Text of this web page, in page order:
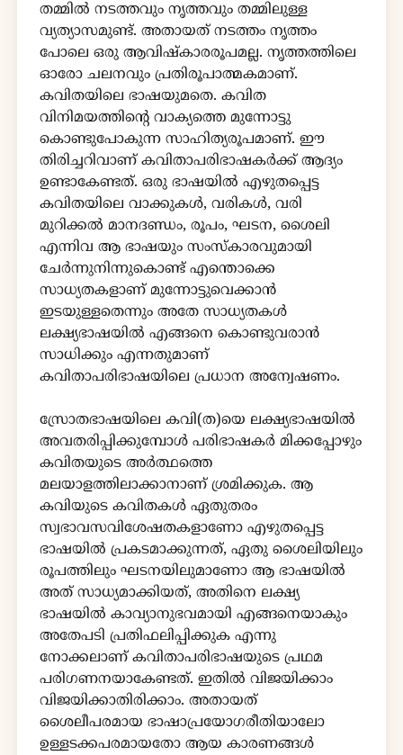
തമ്മിൽ നടത്തവും നൃത്തവും തമ്മിലുള്ള
വ്യത്യാസമുണ്ട്. അതായത് നടത്തം നൃത്തം
പോലെ ഒരു ആവിഷ്കാരരൂപമല്ല. നൃത്തത്തിലെ
ഓരോ ചലനവും പ്രതിരൂപാത്മകമാണ്.
കവിതയിലെ ഭാഷയുമതെ. കവിത
വിനിമയത്തിന്റെ വാക്യത്തെ മുന്നോട്ടു
കൊണ്ടുപോകുന്ന സാഹിത്യരൂപമാണ്. ഈ
തിരിച്ചറിവാണ് കവിതാപരിഭാഷകർക്ക് ആദ്യം
ഉണ്ടാകേണ്ടത്. ഒരു ഭാഷയിൽ എഴുതപ്പെട്ട
കവിതയിലെ വാക്കുകൾ, വരികൾ, വരി
മുറിക്കൽ മാനദണ്ഡം, രൂപം, ഘടന, ശൈലി
എന്നിവ ആ ഭാഷയും സംസ്കാരവുമായി
ചേർന്നുനിന്നുകൊണ്ട് എന്തൊക്കെ
സാധ്യതകളാണ് മുന്നോട്ടുവെക്കാൻ
ഇടയുള്ളതെന്നും അതേ സാധ്യതകൾ
ലക്ഷ്യഭാഷയിൽ എങ്ങനെ കൊണ്ടുവരാൻ
സാധിക്കും എന്നതുമാണ്
കവിതാപരിഭാഷയിലെ പ്രധാന അന്വേഷണം.
സ്രോതഭാഷയിലെ കവി(ത)യെ ലക്ഷ്യഭാഷയിൽ
അവതരിപ്പിക്കുമ്പോൾ പരിഭാഷകർ മിക്കപ്പോഴും
കവിതയുടെ അർത്ഥത്തെ
മലയാളത്തിലാക്കാനാണ് ശ്രമിക്കുക. ആ
കവിയുടെ കവിതകൾ ഏതുതരം
സ്വഭാവസവിശേഷതകളാണോ എഴുതപ്പെട്ട
ഭാഷയിൽ പ്രകടമാക്കുന്നത്, ഏതു ശൈലിയിലും
രൂപത്തിലും ഘടനയിലുമാണോ ആ ഭാഷയിൽ
അത് സാധ്യമാക്കിയത്, അതിനെ ലക്ഷ്യ
ഭാഷയിൽ കാവ്യാനുഭവമായി എങ്ങനെയാകും
അതേപടി പ്രതിഫലിപ്പിക്കുക എന്നു
നോക്കലാണ് കവിതാപരിഭാഷയുടെ പ്രഥമ
പരിഗണനയാകേണ്ടത്. ഇതിൽ വിജയിക്കാം
വിജയിക്കാതിരിക്കാം. അതായത്
ശൈലീപരമായ ഭാഷാപ്രയോഗരീതിയാലോ
ഉള്ളടക്കപരമായതോ ആയ കാരണങ്ങൾ